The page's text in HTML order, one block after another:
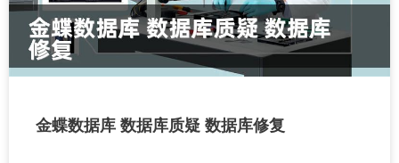
金蝶数据库 数据库质疑 数据库修复